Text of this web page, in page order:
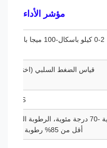
مؤشر الأداء
قياس الضغط السلبي (اختياري)
1.6FS
-40 درجة مئوية -70 درجة مئوية، الرطوبة النسبية
أقل من 85% رطوبة نسبية